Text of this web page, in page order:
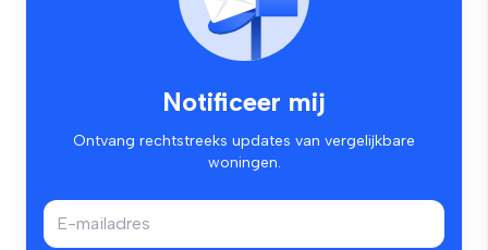
Notificeer mij
Ontvang rechtstreeks updates van vergelijkbare
woningen.